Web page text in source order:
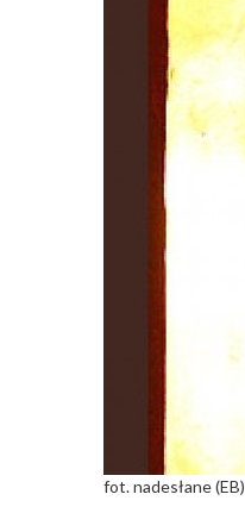
fot. nadesłane (EB)